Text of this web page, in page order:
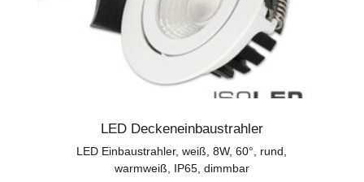
LED Deckeneinbaustrahler
LED Einbaustrahler, weiß, 8W, 60°, rund,
warmweiß, IP65, dimmbar